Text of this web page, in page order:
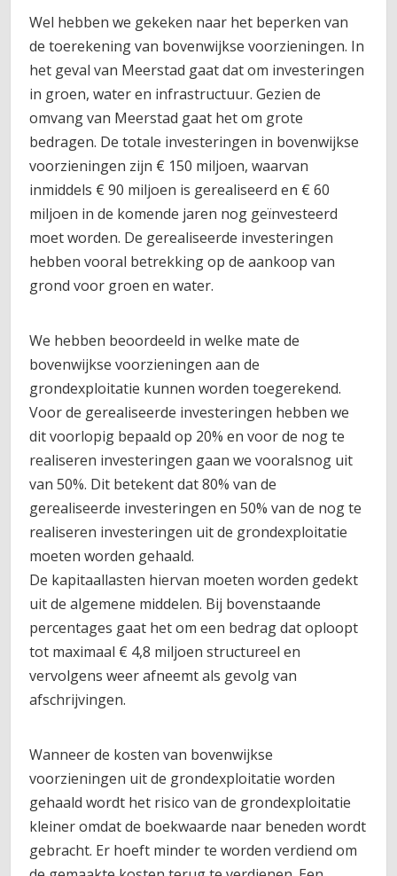
Wel hebben we gekeken naar het beperken van
de toerekening van bovenwijkse voorzieningen. In
het geval van Meerstad gaat dat om investeringen
in groen, water en infrastructuur. Gezien de
omvang van Meerstad gaat het om grote
bedragen. De totale investeringen in bovenwijkse
voorzieningen zijn € 150 miljoen, waarvan
inmiddels € 90 miljoen is gerealiseerd en € 60
miljoen in de komende jaren nog geïnvesteerd
moet worden. De gerealiseerde investeringen
hebben vooral betrekking op de aankoop van
grond voor groen en water.
We hebben beoordeeld in welke mate de
bovenwijkse voorzieningen aan de
grondexploitatie kunnen worden toegerekend.
Voor de gerealiseerde investeringen hebben we
dit voorlopig bepaald op 20% en voor de nog te
realiseren investeringen gaan we vooralsnog uit
van 50%. Dit betekent dat 80% van de
gerealiseerde investeringen en 50% van de nog te
realiseren investeringen uit de grondexploitatie
moeten worden gehaald.
De kapitaallasten hiervan moeten worden gedekt
uit de algemene middelen. Bij bovenstaande
percentages gaat het om een bedrag dat oploopt
tot maximaal € 4,8 miljoen structureel en
vervolgens weer afneemt als gevolg van
afschrijvingen.
Wanneer de kosten van bovenwijkse
voorzieningen uit de grondexploitatie worden
gehaald wordt het risico van de grondexploitatie
kleiner omdat de boekwaarde naar beneden wordt
gebracht. Er hoeft minder te worden verdiend om